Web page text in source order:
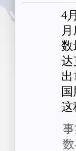
4
数
达
出
这